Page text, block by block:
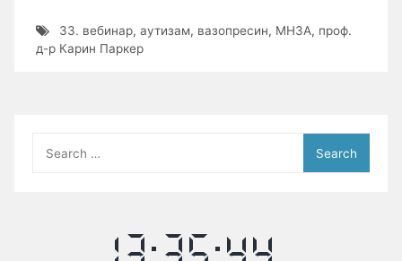
33. вебинар, аутизам, вазопресин, МНЗА, проф.
д-р Карин Паркер
for: